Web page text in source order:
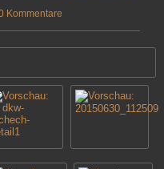
Kommentare